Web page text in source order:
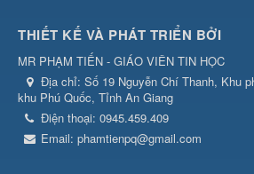
THIẾT KẾ VÀ PHÁT TRIỂN BỞI
MR PHẠM TIẾN - GIÁO VIÊN TIN HỌC
Địa chỉ: Số 19 Nguyễn Chí Thanh, Khu
khu Phú Quốc, Tỉnh An Giang
Điện thoại: 0945.459.409
Email: phamtienpq@gmail.com